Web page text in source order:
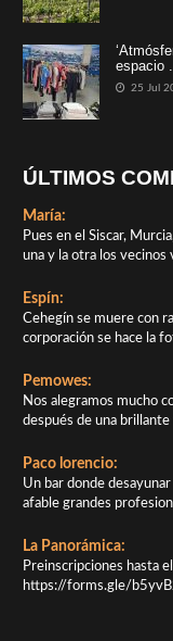
espacio
25 Jul
ÚLTIMOS
María:
Pues en el Siscar,
una y la otra los vecinos
Espín:
Cehegín se muere con
corporación se hace la
Pemowes:
Nos alegramos mucho
después de una
Paco lorencio:
Un bar donde
afable grandes
La Panorámica:
Preinscripciones hasta
https://forms.gle/